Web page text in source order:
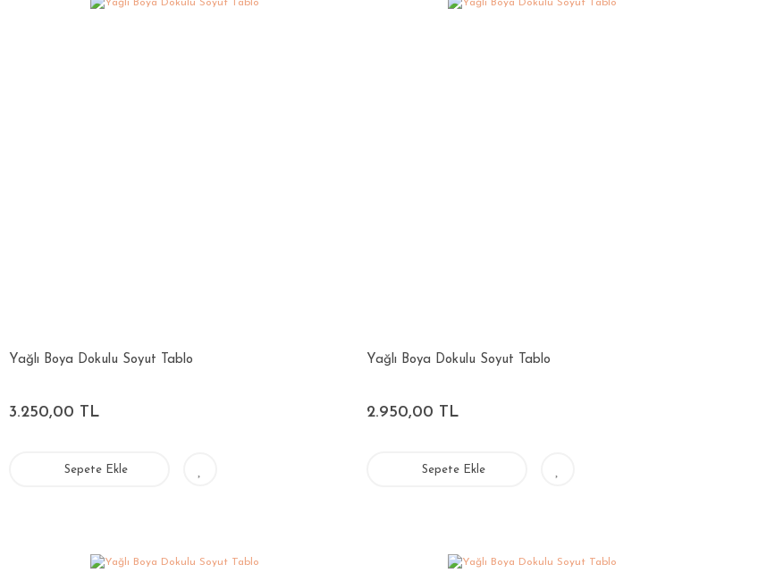
Yağlı Boya Dokulu Soyut Tablo
3.250,00 TL
Sepete Ekle
Yağlı Boya Dokulu Soyut Tablo
2.950,00 TL
Sepete Ekle